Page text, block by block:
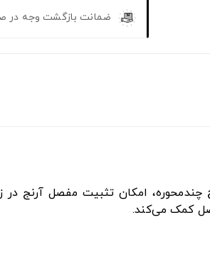
ضمانت بازگشت وجه در
امکان تثبیت مفصل آرنج
کمک می‌کند.